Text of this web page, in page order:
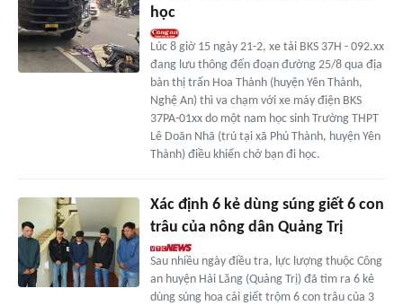
học
Lúc 8 giờ 15 ngày 21-2, xe tải BKS 37H - 092.xx
đang lưu thông đến đoạn đường 25/8 qua địa
bàn thị trấn Hoa Thành (huyện Yên Thành,
Nghệ An) thì va chạm với xe máy điện BKS
37PA-01xx do một nam học sinh Trường THPT
Lê Doãn Nhã (trú tại xã Phú Thành, huyện Yên
Thành) điều khiển chở bạn đi học.
Xác định 6 kẻ dùng súng giết 6 con
trâu của nông dân Quảng Trị
Sau nhiều ngày điều tra, lực lượng thuộc Công
an huyện Hải Lăng (Quảng Trị) đã tìm ra 6 kẻ
dùng súng hoa cải giết trộm 6 con trâu của 3